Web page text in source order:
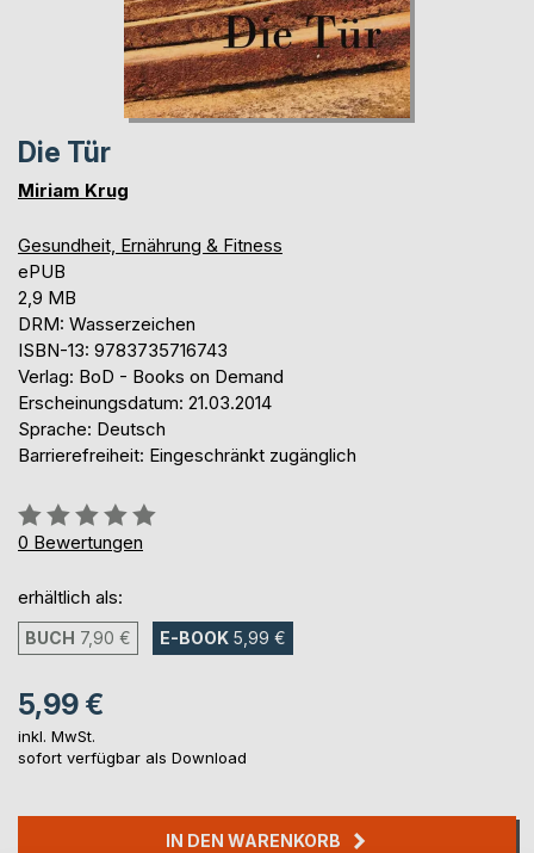
Die Tür
Miriam Krug
Gesundheit, Ernährung & Fitness
ePUB
2,9 MB
DRM: Wasserzeichen
ISBN-13: 9783735716743
Verlag: BoD - Books on Demand
Erscheinungsdatum: 21.03.2014
Sprache: Deutsch
Barrierefreiheit: Eingeschränkt zugänglich
Bewertung::
0%
0 Bewertungen
erhältlich als:
BUCH 7,90 € E-BOOK 5,99 €
5,99 €
inkl. MwSt.
sofort verfügbar als Download
IN DEN WARENKORB